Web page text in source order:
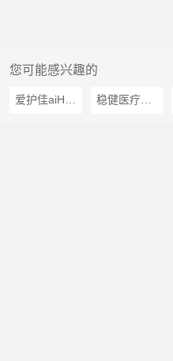
您可能感兴趣的
稳健医疗winner